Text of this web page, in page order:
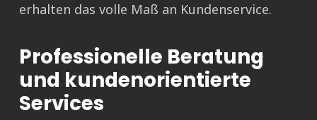
erhalten das volle Maß an Kundenservice.
Professionelle Beratung
und kundenorientierte
Services